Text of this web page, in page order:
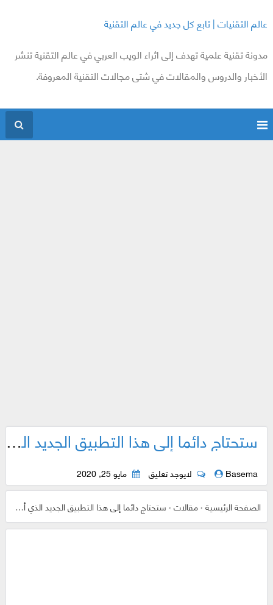
عالم التقنيات | تابع كل جديد في عالم التقنية
مدونة تقنية علمية تهدف إلى اثراء الويب العربي في عالم التقنية تنشر
الأخبار والدروس والمقالات في شتى مجالات التقنية المعروفة.
ستحتاج دائما إلى هذا التطبيق الجديد الذي أطلقه متجر التطبيقات الشهير Uptodown
Basema لايوجد تعليق مايو 25, 2020
الصفحة الرئيسية›مقالات›ستحتاج دائما إلى هذا التطبيق الجديد الذي أطلقه متجر التطبيقات الشهير Uptodown